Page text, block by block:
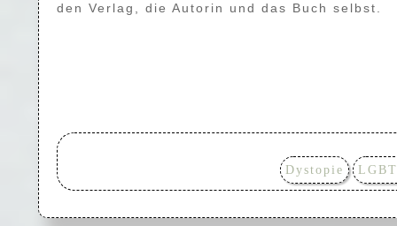
den Verlag, die Autorin und das Buch selbst.
Dystopie